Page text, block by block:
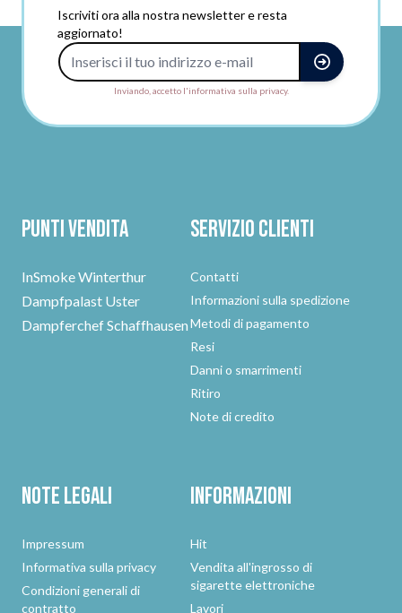
Iscriviti ora alla nostra newsletter e resta
aggiornato!
Inviando, accetto l'informativa sulla privacy.
Punti vendita
InSmoke Winterthur
Dampfpalast Uster
Dampferchef Schaffhausen
Servizio clienti
Contatti
Informazioni sulla spedizione
Metodi di pagamento
Resi
Danni o smarrimenti
Ritiro
Note di credito
Note legali
Impressum
Informativa sulla privacy
Condizioni generali di
contratto
Informazioni
Hit
Vendita all'ingrosso di
sigarette elettroniche
Lavori